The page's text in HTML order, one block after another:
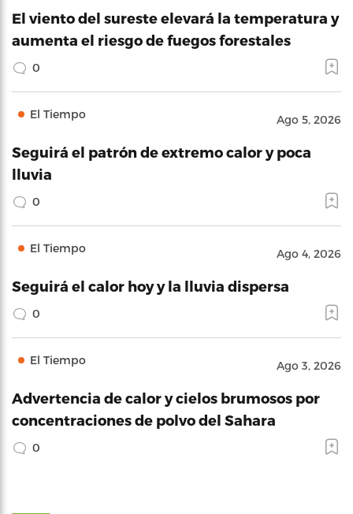
El viento del sureste elevará la temperatura y
aumenta el riesgo de fuegos forestales
0
El Tiempo Ago 5, 2026
Seguirá el patrón de extremo calor y poca
lluvia
0
El Tiempo Ago 4, 2026
Seguirá el calor hoy y la lluvia dispersa
0
El Tiempo Ago 3, 2026
Advertencia de calor y cielos brumosos por
concentraciones de polvo del Sahara
0